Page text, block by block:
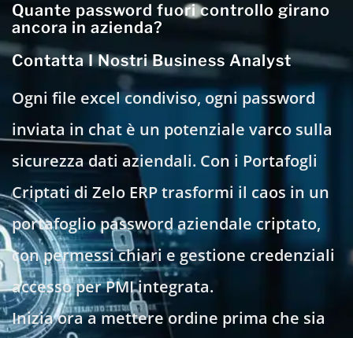
Quante password fuori controllo girano
ancora in azienda?
Contatta I Nostri Business Analyst
Ogni file excel condiviso, ogni password
inviata in chat è un potenziale varco sulla
sicurezza dati aziendali. Con i Portafogli
Criptati di Zelo ERP trasformi il caos in un
portafoglio password aziendale criptato,
con permessi chiari e gestione credenziali
accesso per PMI integrata.
Inizia ora a mettere ordine prima che sia